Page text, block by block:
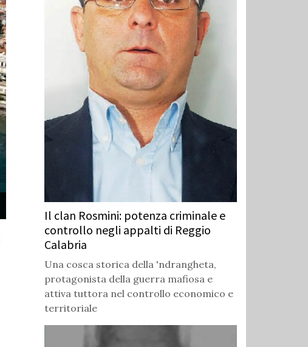
Il clan Rosmini: potenza criminale e
controllo negli appalti di Reggio
Calabria
Una cosca storica della 'ndrangheta,
protagonista della guerra mafiosa e
attiva tuttora nel controllo economico e
territoriale